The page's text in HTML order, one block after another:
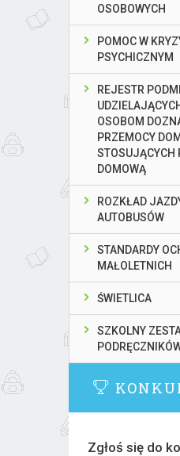
OSOBOWYCH
POMOC W
PSYCHICZNYM
REJESTR
OSOBOM
PRZEMOCY
STOSUJĄCYCH
DOMOWĄ
ROZKŁAD
AUTOBUSÓW
STANDARDY
MAŁOLETNICH
ŚWIETLICA
SZKOLNY
Zgłoś się do